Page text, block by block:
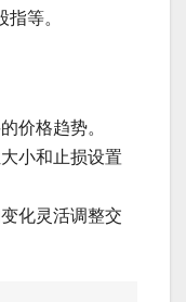
等。
价格趋势。
小和止损设置
化灵活调整交